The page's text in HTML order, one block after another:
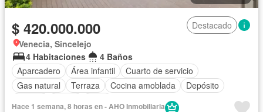
$ 420.000.000
Destacado
Venecia, Sincelejo
4 Habitaciones
4 Baños
Aparcadero
Área infantil
Cuarto de servicio
Gas natural
Terraza Cocina amoblada
Depósito
Hace 1 semana, 8 horas en - AHO Inmobiliaria